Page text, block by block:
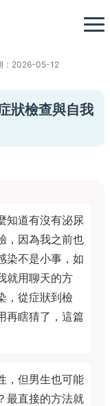
：2026-05-12
狀檢查與自我
知道有沒有泌尿
，因為我之前也
染不是小事，如
就用聊天的方
，從症狀到檢
再瞎猜了，這篇
，但男生也可能
最直接的方法就